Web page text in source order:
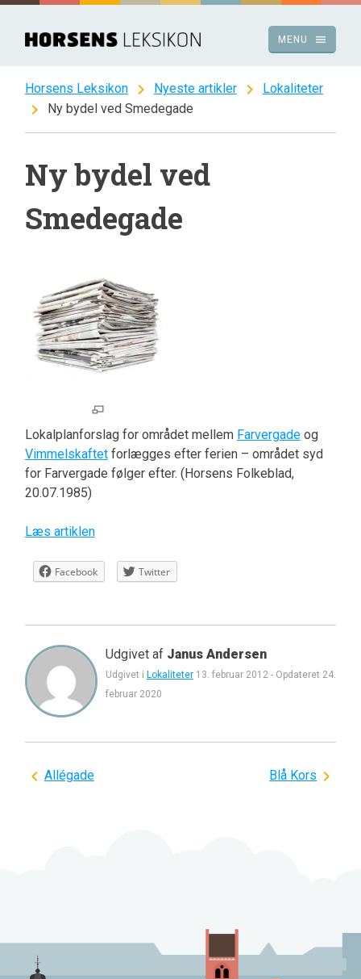
Spring
indhold
menu
MENU
Horsens Leksikon chevron_right Nyeste artikler chevron_right Lokaliteter
chevron_right Ny bydel ved Smedegade
Ny bydel ved
Smedegade
Lokalplanforslag for området mellem Farvergadeog
Vimmelskaftetforlægges efter ferien – området syd
for Farvergade følger efter. (Horsens Folkeblad,
20.07.1985)
Læs artiklen
Facebook Twitter
Udgivet af Janus Andersen
Udgivet i Lokaliteter 13. februar 2012- Opdateret 24.
februar 2020
Indlægsnavigation
Allégade Blå Kors